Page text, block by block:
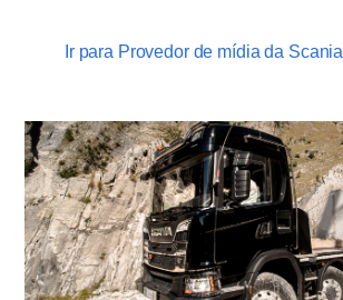
Ir para Provedor de mídia da Scania